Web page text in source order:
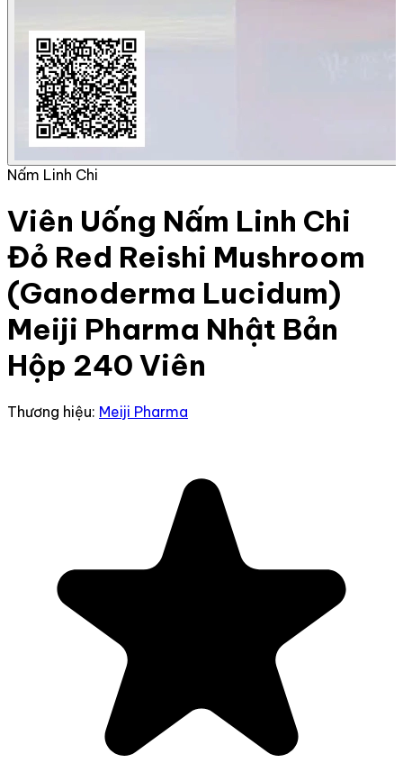
Nấm Linh Chi
Viên Uống Nấm Linh Chi
Đỏ Red Reishi Mushroom
(Ganoderma Lucidum)
Meiji Pharma Nhật Bản
Hộp 240 Viên
Thương hiệu: Meiji Pharma